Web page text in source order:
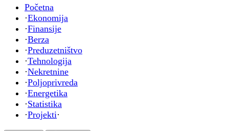
Početna
·Ekonomija
·Finansije
·Berza
·Preduzetništvo
·Tehnologija
·Nekretnine
·Poljoprivreda
·Energetika
·Statistika
·Projekti·